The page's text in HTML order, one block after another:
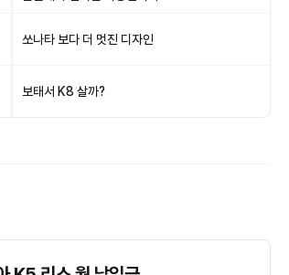
쏘나타 보다 더 멋진 디자인
보태서 K8 살까?